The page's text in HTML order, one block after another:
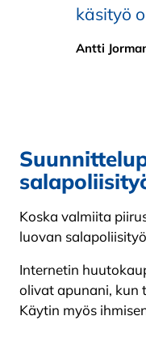
käsityö
Antti
Koska valmiita
luovan
Internetin
olivat apunani, kun
Käytin myös